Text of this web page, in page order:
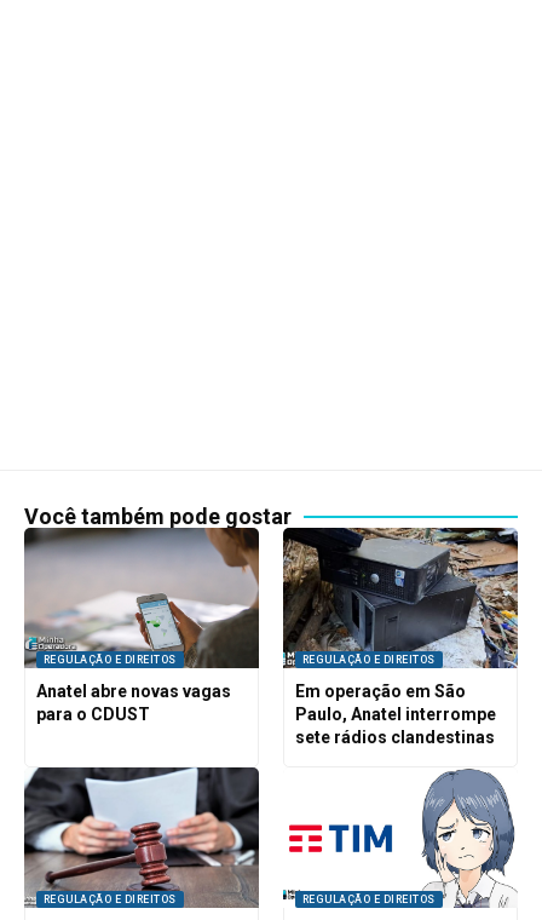
Você também pode gostar
REGULAÇÃO E DIREITOS
Anatel abre novas vagas
para o CDUST
REGULAÇÃO E DIREITOS
Em operação em São
Paulo, Anatel interrompe
sete rádios clandestinas
REGULAÇÃO E DIREITOS REGULAÇÃO E DIREITOS